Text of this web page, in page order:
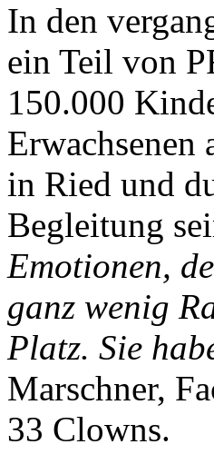
In den
ein Teil von
150.000
in Ried und
Begleitung
Emotionen,
ganz wenig
Platz. Sie
Marschner,
33 Clowns.